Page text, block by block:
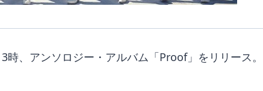
時、アンソロジー・アルバム「Proof」をリリース